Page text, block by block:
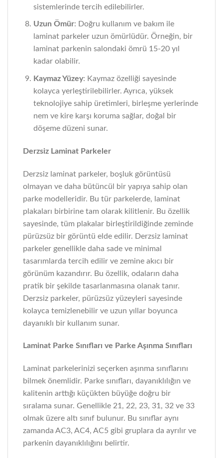
sistemlerinde tercih edilebilirler.
Uzun Ömür: Doğru kullanım ve bakım ile
laminat parkeler uzun ömürlüdür. Örneğin, bir
laminat parkenin salondaki ömrü 15-20 yıl
kadar olabilir.
Kaymaz Yüzey: Kaymaz özelliği sayesinde
kolayca yerleştirilebilirler. Ayrıca, yüksek
teknolojiye sahip üretimleri, birleşme yerlerinde
nem ve kire karşı koruma sağlar, doğal bir
döşeme düzeni sunar.
Derzsiz Laminat Parkeler
Derzsiz laminat parkeler, boşluk görüntüsü
olmayan ve daha bütüncül bir yapıya sahip olan
parke modelleridir. Bu tür parkelerde, laminat
plakaları birbirine tam olarak kilitlenir. Bu özellik
sayesinde, tüm plakalar birleştirildiğinde zeminde
pürüzsüz bir görüntü elde edilir. Derzsiz laminat
parkeler genellikle daha sade ve minimal
tasarımlarda tercih edilir ve zemine akıcı bir
görünüm kazandırır. Bu özellik, odaların daha
pratik bir şekilde tasarlanmasına olanak tanır.
Derzsiz parkeler, pürüzsüz yüzeyleri sayesinde
kolayca temizlenebilir ve uzun yıllar boyunca
dayanıklı bir kullanım sunar.
Laminat Parke Sınıfları ve Parke Aşınma Sınıfları
Laminat parkelerinizi seçerken aşınma sınıflarını
bilmek önemlidir. Parke sınıfları, dayanıklılığın ve
kalitenin arttığı küçükten büyüğe doğru bir
sıralama sunar. Genellikle 21, 22, 23, 31, 32 ve 33
olmak üzere altı sınıf bulunur. Bu sınıflar aynı
zamanda AC3, AC4, AC5 gibi gruplara da ayrılır ve
parkenin dayanıklılığını belirtir.